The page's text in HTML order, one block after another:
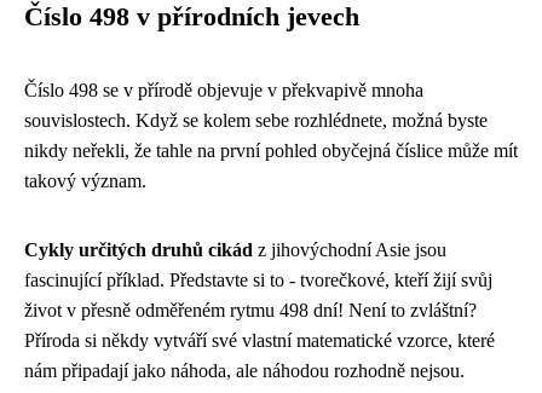
Číslo 498 v přírodních jevech
Číslo 498 se v přírodě objevuje v překvapivě mnoha
souvislostech. Když se kolem sebe rozhlédnete, možná byste
nikdy neřekli, že tahle na první pohled obyčejná číslice může mít
takový význam.
Cykly určitých druhů cikád z jihovýchodní Asie jsou
fascinující příklad. Představte si to - tvorečkové, kteří žijí svůj
život v přesně odměřeném rytmu 498 dní! Není to zvláštní?
Příroda si někdy vytváří své vlastní matematické vzorce, které
nám připadají jako náhoda, ale náhodou rozhodně nejsou.